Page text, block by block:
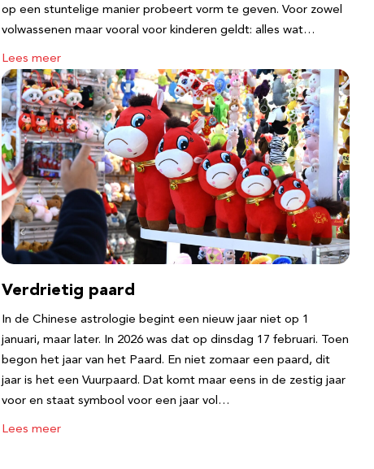
op een stuntelige manier probeert vorm te geven. Voor zowel
volwassenen maar vooral voor kinderen geldt: alles wat…
Lees meer
Verdrietig paard
In de Chinese astrologie begint een nieuw jaar niet op 1
januari, maar later. In 2026 was dat op dinsdag 17 februari. Toen
begon het jaar van het Paard. En niet zomaar een paard, dit
jaar is het een Vuurpaard. Dat komt maar eens in de zestig jaar
voor en staat symbool voor een jaar vol…
Lees meer